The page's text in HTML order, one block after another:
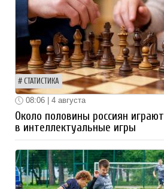
СТАТИСТИКА
08:06 | 4 августа
Около половины россиян играют
в интеллектуальные игры